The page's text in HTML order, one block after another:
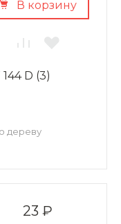
В корзину
D (3)
дереву
23 ₽